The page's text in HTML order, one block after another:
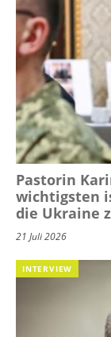
Pastorin
wichtigsten
die Ukraine
21 Juli 2026
INTERVIEW